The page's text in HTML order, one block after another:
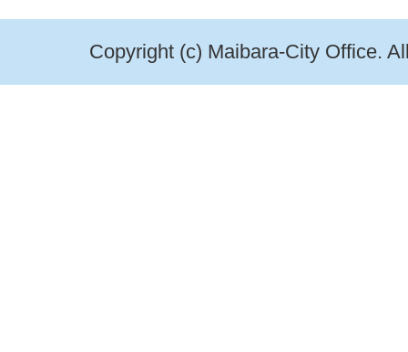
Copyright (c) Maibara-City Office.